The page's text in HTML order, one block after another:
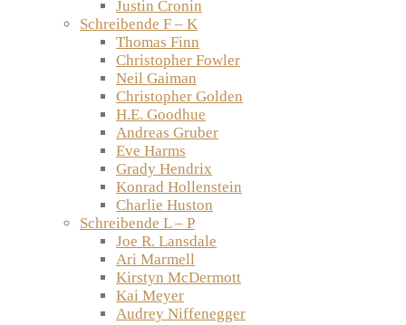
Justin Cronin
Schreibende F – K
Thomas Finn
Christopher Fowler
Neil Gaiman
Christopher Golden
H.E. Goodhue
Andreas Gruber
Eve Harms
Grady Hendrix
Konrad Hollenstein
Charlie Huston
Schreibende L – P
Joe R. Lansdale
Ari Marmell
Kirstyn McDermott
Kai Meyer
Audrey Niffenegger